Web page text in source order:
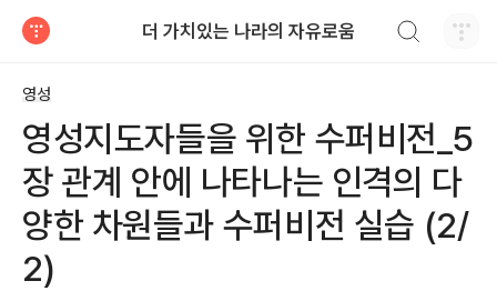
더 가치있는 나라의 자유로움
영성
영성지도자들을 위한 수퍼비전_5
장 관계 안에 나타나는 인격의 다
양한 차원들과 수퍼비전 실습 (2/
2)